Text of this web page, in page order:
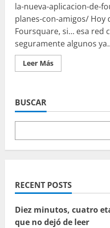
la-nueva-aplicacion-de-
planes-con-amigos/ Hoy
Foursquare, si… esa red
seguramente algunos
Leer MásLeer
más
de
(Foursquare
Swarm)
BUSCAR
RECENT POSTS
Diez minutos, cuatro
que no dejó de leer